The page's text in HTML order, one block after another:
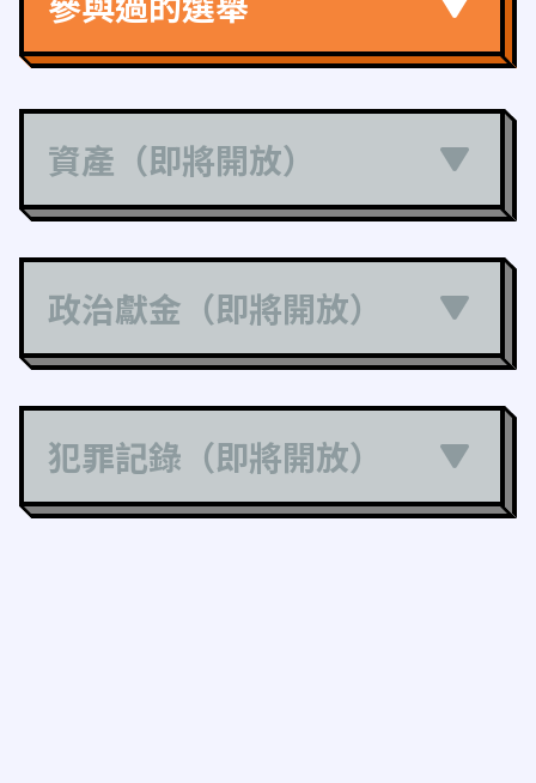
資產（即將開放）
政治獻金（即將開放）
犯罪記錄（即將開放）